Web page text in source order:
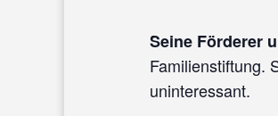
Seine Förderer
Familienstiftung.
uninteressant.